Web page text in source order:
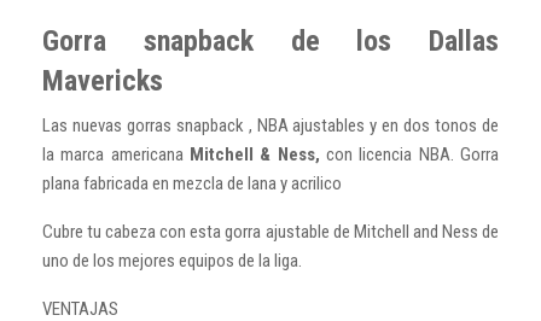
Gorra snapback de los Dallas
Mavericks
Las nuevas gorras snapback , NBA ajustables y en dos tonos de
la marca americana Mitchell & Ness, con licencia NBA. Gorra
plana fabricada en mezcla de lana y acrilico
Cubre tu cabeza con esta gorra ajustable de Mitchell and Ness de
uno de los mejores equipos de la liga.
VENTAJAS